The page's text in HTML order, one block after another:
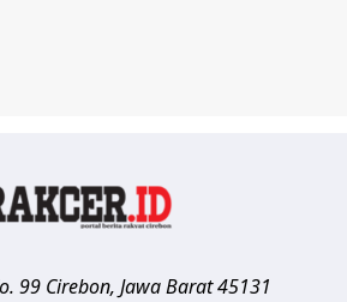
99 Cirebon, Jawa Barat 45131